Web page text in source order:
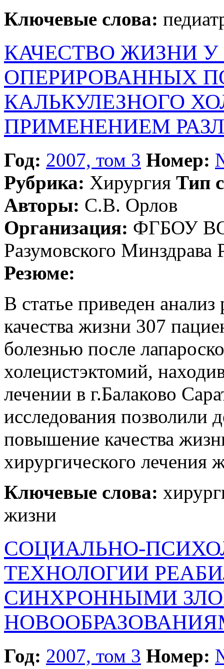
Ключевые слова:
КАЧЕСТВО ЖИЗНИ
ОПЕРИРОВАННЫХ
КАЛЬКУЛЕЗНОГО
ПРИМЕНЕНИЕМ
Год: 2007, том 3 Номер:
Рубрика: Хирургия Тип
Авторы: С.В. Орлов
Организация: ФГБОУ
Разумовского Минздрава
Резюме:
В статье приведен анализ
качества жизни 307
болезнью после
холецистэктомий,
лечении в г.Балаково
исследования позволили
повышение качества
хирургического лечения
Ключевые слова:
жизни
СОЦИАЛЬНО-
ТЕХНОЛОГИИ
СИНХРОННЫМИ
Год: 2007, том 3 Номер: